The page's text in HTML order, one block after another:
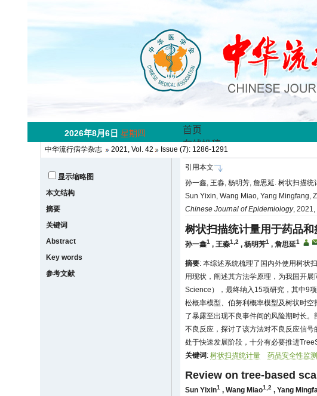
中华流行病学杂志 2021, Vol. 42 Issue (7): 1286-1291
显示缩略图
本文结构
摘要
关键词
Abstract
Key words
参考文献
引用本文
孙一鑫, 王淼, 杨明芳, 詹思延. 树状扫描
Sun Yixin, Wang Miao, Yang Mingfang,
Chinese Journal of Epidemiology,
树状扫描统计量用于药品
孙一鑫1 ,王淼1,2 ,杨明芳1 ,詹思延1
摘要: 本综述系统梳理了国内外使用树状
用现状，阐述其方法学原理，为我国开
Science），最终纳入15项研究，其中9
松概率模型、伯努利概率模型及树状时
了暴露至出现不良事件间的风险期时长
不良反应，探讨了该方法对不良反应信
处于快速发展阶段，十分有必要推进
关键词 :树状扫描统计量 药品安全性监测
Review on tree-based
Sun Yixin1 ,Wang Miao1,2 ,Yang